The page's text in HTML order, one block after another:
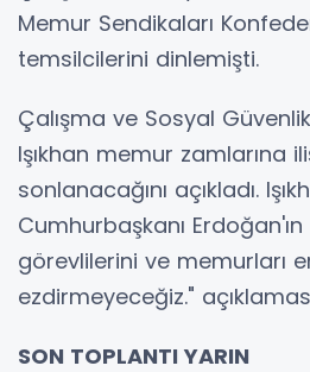
Memur Sendikaları
temsilcilerini dinlemişti.
Çalışma ve Sosyal
Işıkhan memur zamlarına
sonlanacağını açıkladı.
Cumhurbaşkanı
görevlilerini ve memurları
ezdirmeyeceğiz."
SON TOPLANTI YARIN